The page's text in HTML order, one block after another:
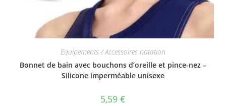
Equipements / Accessoires natation
Bonnet de bain avec bouchons d’oreille et pince-nez –
Silicone imperméable unisexe
5,59 €